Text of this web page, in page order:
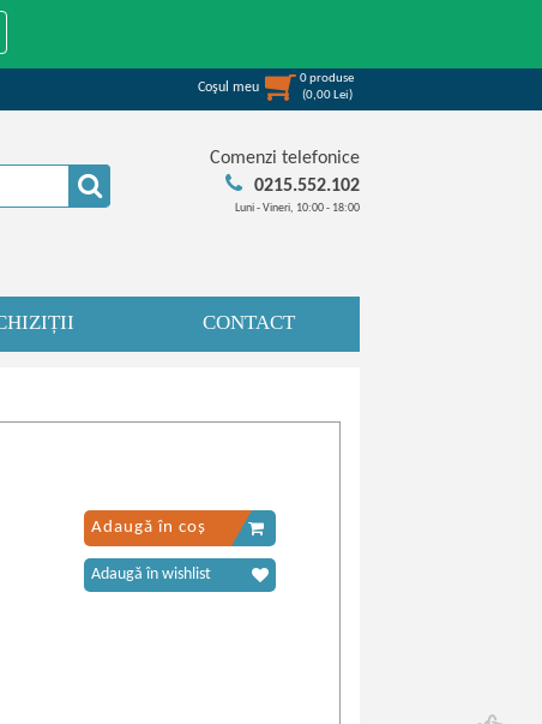
Coşul meu
0produse
(0,00 Lei)
Comenzi telefonice
0215.552.102
Luni - Vineri, 10:00 - 18:00
CONTACT
Adaugă în coș
Adaugă în wishlist